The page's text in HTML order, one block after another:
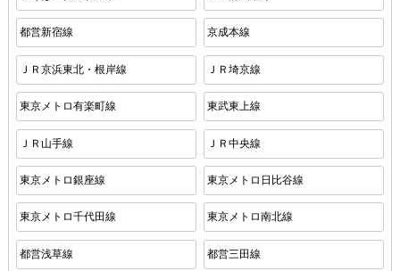
都営新宿線 京成本線
ＪＲ京浜東北・根岸線 ＪＲ埼京線
東京メトロ有楽町線 東武東上線
ＪＲ山手線 ＪＲ中央線
東京メトロ銀座線 東京メトロ日比谷線
東京メトロ千代田線 東京メトロ南北線
都営浅草線 都営三田線